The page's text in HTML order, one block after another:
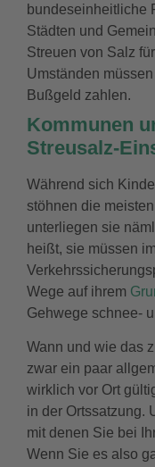
bundeseinheitliche
Städten und
Streuen von Salz
Umständen
Bußgeld zahlen.
Kommunen
Streusalz-
Während sich
stöhnen die
unterliegen sie
heißt, sie müssen
Wege auf ihrem
Gehwege schnee-
Wann und wie das
zwar ein paar
wirklich vor Ort
in der Ortssatzung.
mit denen Sie bei
Wenn Sie es also